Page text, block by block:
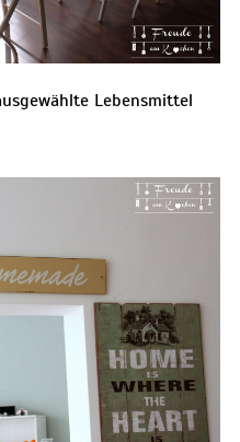
Lebensmittel